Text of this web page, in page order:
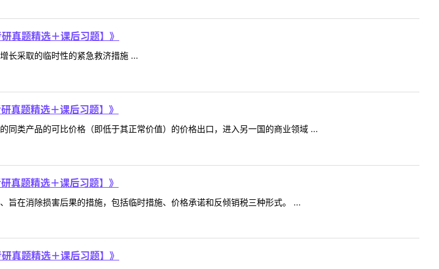
真题精选＋课后习题】》
长采取的临时性的紧急救济措施 ...
真题精选＋课后习题】》
同类产品的可比价格（即低于其正常价值）的价格出口，进入另一国的商业领域 ...
真题精选＋课后习题】》
旨在消除损害后果的措施，包括临时措施、价格承诺和反倾销税三种形式。 ...
真题精选＋课后习题】》